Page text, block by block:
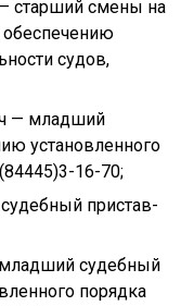
старший смены на
обеспечению
судов,
— младший
установленного
16-70;
пристав-
судебный
порядка